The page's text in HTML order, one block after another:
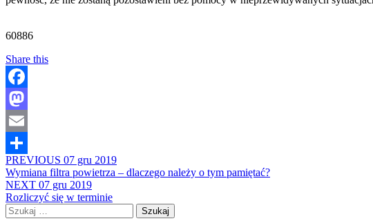
60886
Share this
Facebook
Mastodon
Email
Share
PREVIOUS 07 gru 2019
Wymiana filtra powietrza – dlaczego należy o tym pamiętać?
NEXT 07 gru 2019
Rozliczyć się w terminie
Szukaj: